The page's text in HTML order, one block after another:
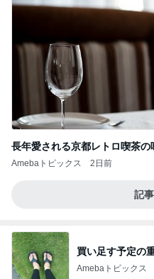
長年愛される京都レトロ喫茶の
Amebaトピックス 2日前
記
買い足す予定の
Amebaトピックス